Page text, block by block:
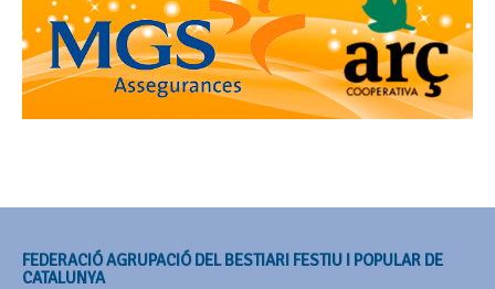
FEDERACIÓ AGRUPACIÓ DEL BESTIARI FESTIU I POPULAR DE
CATALUNYA